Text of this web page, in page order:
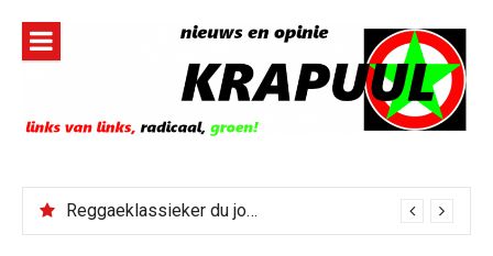
inhoud
Reggaeklassieker du jour: Revolution